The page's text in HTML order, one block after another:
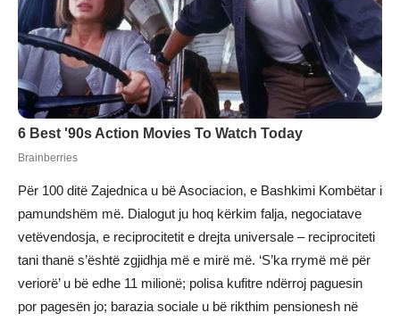
Për 100 ditë Zajednica u bë Asociacion, e Bashkimi Kombëtar i
pamundshëm më. Dialogut ju hoq kërkim falja, negociatave
vetëvendosja, e reciprocitetit e drejta universale – reciprociteti
tani thanë s’është zgjidhja më e mirë më. ‘S’ka rrymë më për
veriorë’ u bë edhe 11 milionë; polisa kufitre ndërroj paguesin
por pagesën jo; barazia sociale u bë rikthim pensionesh në